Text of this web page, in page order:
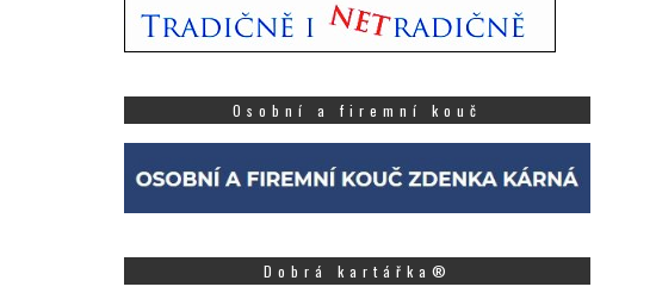
Osobní a firemní kouč
Dobrá kartářka®